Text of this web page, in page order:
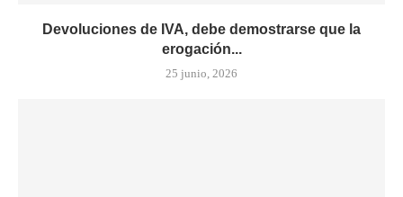
Devoluciones de IVA, debe demostrarse que la
erogación...
25 junio, 2026